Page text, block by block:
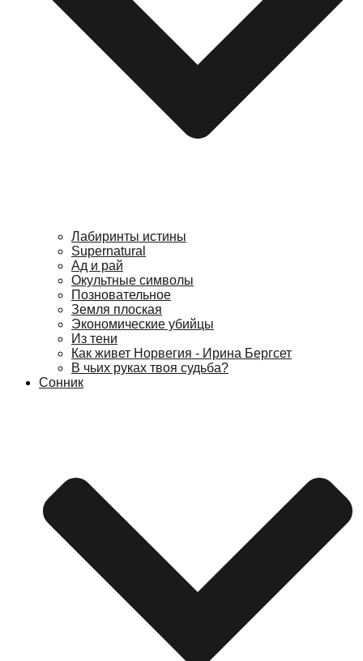
Лабиринты истины
Supernatural
Ад и рай
Окультные символы
Позновательное
Земля плоская
Экономические убийцы
Из тени
Как живет Норвегия - Ирина Бергсет
В чьих руках твоя судьба?
Сонник